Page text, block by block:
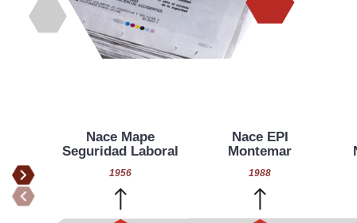
Nace Mape
Seguridad Laboral
1956
Nace EPI
Montemar
1988